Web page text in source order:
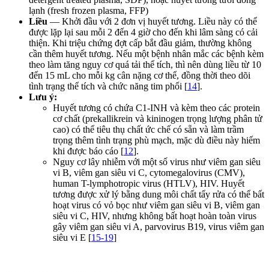
lạnh (fresh frozen plasma, FFP)
Liều — Khởi đầu với 2 đơn vị huyết tương. Liều này có thể
được lặp lại sau mỗi 2 đến 4 giờ cho đến khi lâm sàng có cải
thiện. Khi triệu chứng đợt cấp bắt đầu giảm, thường không
cần thêm huyết tương. Nếu một bệnh nhân mắc các bệnh kèm
theo làm tăng nguy cơ quá tải thể tích, thì nên dùng liều từ 10
đến 15 mL cho mỗi kg cân nặng cơ thể, đồng thời theo dõi
tình trạng thể tích và chức năng tim phổi [14].
Lưu ý:
Huyết tương có chứa C1-INH và kèm theo các protein
cơ chất (prekallikrein và kininogen trọng lượng phân tử
cao) có thể tiêu thụ chất ức chế có sẵn và làm trầm
trọng thêm tình trạng phù mạch, mặc dù điều này hiếm
khi được báo cáo [12].
Nguy cơ lây nhiễm với một số virus như viêm gan siêu
vi B, viêm gan siêu vi C, cytomegalovirus (CMV),
human T-lymphotropic virus (HTLV), HIV. Huyết
tương được xử lý bằng dung môi chất tẩy rửa có thể bất
hoạt virus có vỏ bọc như viêm gan siêu vi B, viêm gan
siêu vi C, HIV, nhưng không bất hoạt hoàn toàn virus
gây viêm gan siêu vi A, parvovirus B19, virus viêm gan
siêu vi E [15-19]